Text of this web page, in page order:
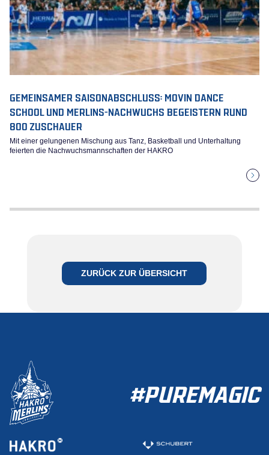
GEMEINSAMER SAISONABSCHLUSS: MOVIN DANCE
SCHOOL UND MERLINS-NACHWUCHS BEGEISTERN RUND
800 ZUSCHAUER
Mit einer gelungenen Mischung aus Tanz, Basketball und Unterhaltung
feierten die Nachwuchsmannschaften der HAKRO
ZURÜCK ZUR ÜBERSICHT
#PUREMAGIC